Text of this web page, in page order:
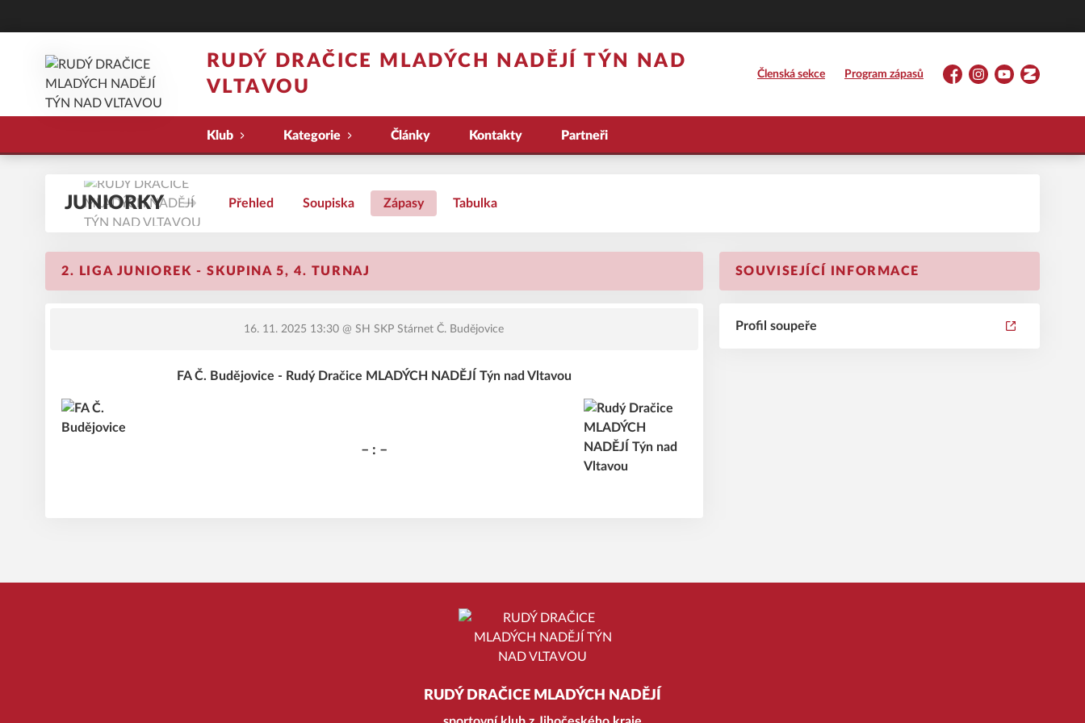
RUDÝ DRAČICE MLADÝCH NADĚJÍ TÝN NAD
VLTAVOU
Členská sekce Program zápasů
FacebookInstagramYouTubeZonerama
Klub Kategorie Články Kontakty Partneři
JUNIORKY Přehled Soupiska Zápasy Tabulka
2. LIGA JUNIOREK - SKUPINA 5, 4. TURNAJ
16. 11. 2025 13:30 @ SH SKP Stárnet Č. Budějovice
FA Č. Budějovice - Rudý Dračice MLADÝCH NADĚJÍ Týn nad Vltavou
– : –
SOUVISEJÍCÍ INFORMACE
Profil soupeře
RUDÝ DRAČICE MLADÝCH NADĚJÍ